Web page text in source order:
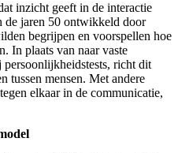
inzicht geeft in de interactie
de jaren 50 ontwikkeld door
begrijpen en voorspellen hoe
In plaats van naar vaste
richt dit
tussen mensen. Met andere
elkaar in de communicatie,